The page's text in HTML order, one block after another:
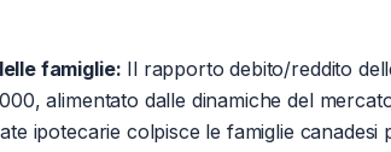
famiglie: Il rapporto debito/reddito
alimentato dalle dinamiche del
ipotecarie colpisce le famiglie